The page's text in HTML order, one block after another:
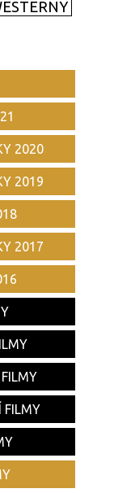
2020
2019
2017
FILMY